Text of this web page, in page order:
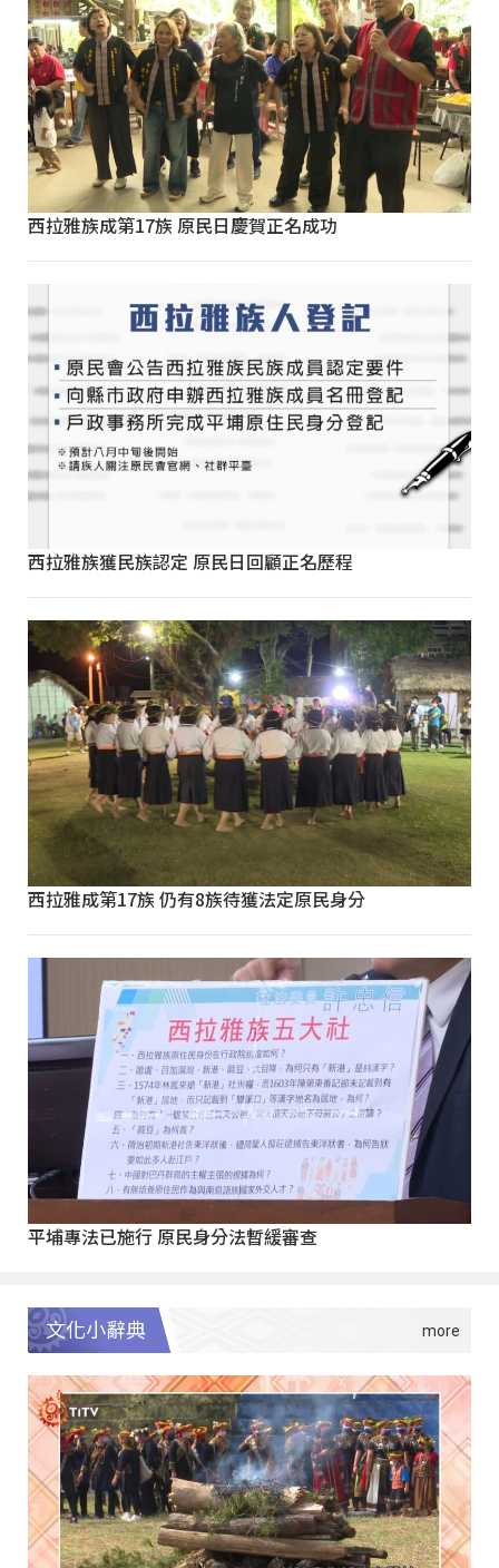
西拉雅族成第17族 原民日慶賀正名成功
西拉雅族獲民族認定 原民日回顧正名歷程
西拉雅成第17族 仍有8族待獲法定原民身分
平埔專法已施行 原民身分法暫緩審查
文化小辭典